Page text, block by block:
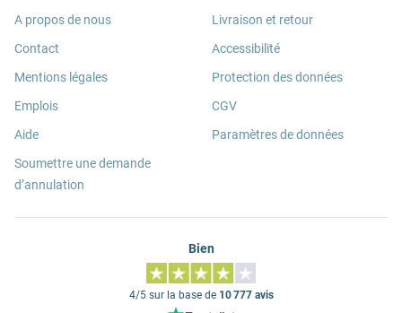
A propos de nous
Contact
Mentions légales
Emplois
Aide
Soumettre une demande
d’annulation
Livraison et retour
Accessibilité
Protection des données
CGV
Paramètres de données
Bien
4/5 sur la base de 10 777 avis